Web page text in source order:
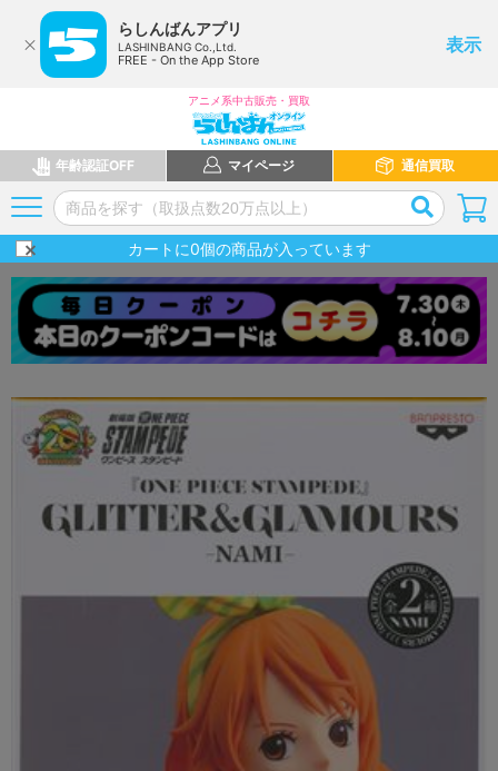
らしんばんアプリ
LASHINBANG Co.,Ltd.
FREE - On the App Store
表示
アニメ系中古販売・買取
年齢認証OFF マイページ 通信買取
カートに0個の商品が入っています